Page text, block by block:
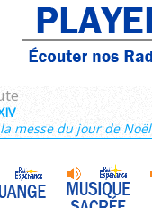
messe du jour de Noël
2022
?